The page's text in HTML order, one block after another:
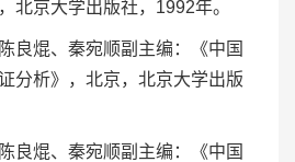
北京大学出版社，1992年。
良焜、秦宛顺副主编：《中国
分析》，北京，北京大学出版
良焜、秦宛顺副主编：《中国